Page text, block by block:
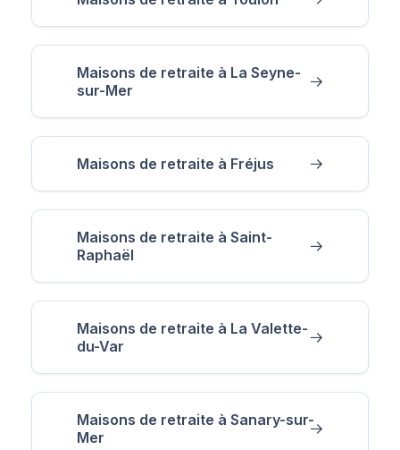
Maisons de retraite à La Seyne-
sur-Mer
Maisons de retraite à Fréjus
Maisons de retraite à Saint-
Raphaël
Maisons de retraite à La Valette-
du-Var
Maisons de retraite à Sanary-sur-
Mer